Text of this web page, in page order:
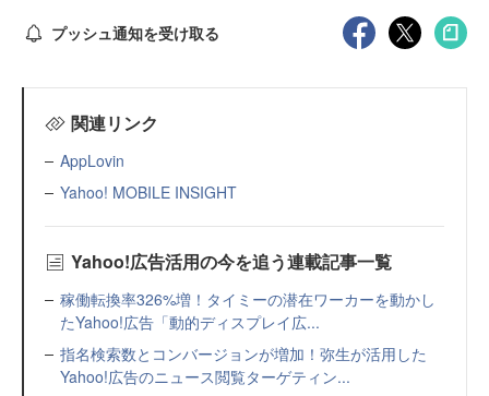
プッシュ通知を受け取る
関連リンク
AppLovin
Yahoo! MOBILE INSIGHT
Yahoo!広告活用の今を追う連載記事一覧
稼働転換率326%増！タイミーの潜在ワーカーを動かし
たYahoo!広告「動的ディスプレイ広...
指名検索数とコンバージョンが増加！弥生が活用した
Yahoo!広告のニュース閲覧ターゲティン...